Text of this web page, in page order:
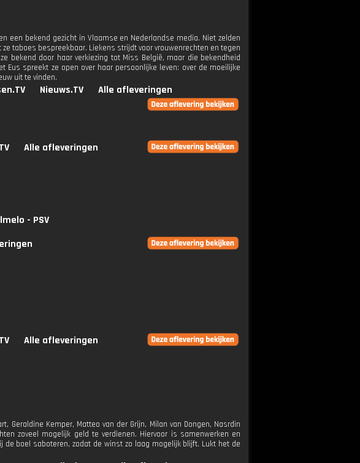
een bekend gezicht in Vlaamse en Nederlandse media. Niet zelden
taboes bespreekbaar. Liekens strijdt voor vrouwenrechten en tegen
bekend door haar verkiezing tot Miss België, maar die bekendheid
spreekt ze open over haar persoonlijke leven: over de moeilijke
uit te vinden.
Nieuws.TV Alle afleveringen
Alle afleveringen
- PSV
Alle afleveringen
Geraldine Kemper, Matteo van der Grijn, Milan van Dongen, Nasrdin
zoveel mogelijk geld te verdienen. Hiervoor is samenwerken en
de boel saboteren, zodat de winst zo laag mogelijk blijft. Lukt het de